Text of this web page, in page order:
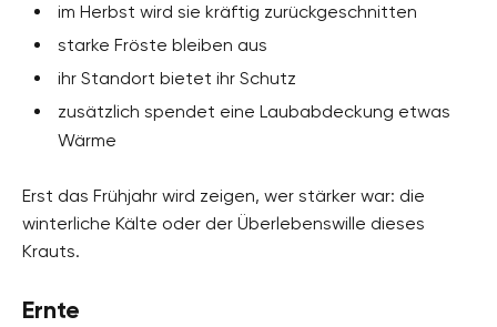
im Herbst wird sie kräftig zurückgeschnitten
starke Fröste bleiben aus
ihr Standort bietet ihr Schutz
zusätzlich spendet eine Laubabdeckung etwas
Wärme
Erst das Frühjahr wird zeigen, wer stärker war: die
winterliche Kälte oder der Überlebenswille dieses
Krauts.
Ernte